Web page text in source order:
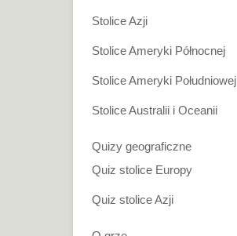
Stolice Azji
Stolice Ameryki Północnej
Stolice Ameryki Południowej
Stolice Australii i Oceanii
Quizy geograficzne
Quiz stolice Europy
Quiz stolice Azji